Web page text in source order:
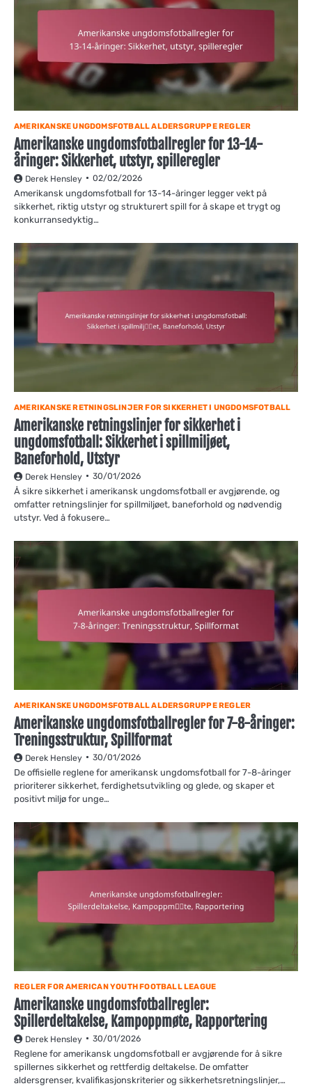
AMERIKANSKE UNGDOMSFOTBALL ALDERSGRUPPE REGLER
Amerikanske ungdomsfotballregler for 13-14-
åringer: Sikkerhet, utstyr, spilleregler
Derek Hensley 02/02/2026
Amerikansk ungdomsfotball for 13-14-åringer legger vekt på
sikkerhet, riktig utstyr og strukturert spill for å skape et trygt og
konkurransedyktig…
AMERIKANSKE RETNINGSLINJER FOR SIKKERHET I UNGDOMSFOTBALL
Amerikanske retningslinjer for sikkerhet i
ungdomsfotball: Sikkerhet i spillmiljøet,
Baneforhold, Utstyr
Derek Hensley 30/01/2026
Å sikre sikkerhet i amerikansk ungdomsfotball er avgjørende, og
omfatter retningslinjer for spillmiljøet, baneforhold og nødvendig
utstyr. Ved å fokusere…
AMERIKANSKE UNGDOMSFOTBALL ALDERSGRUPPE REGLER
Amerikanske ungdomsfotballregler for 7-8-åringer:
Treningsstruktur, Spillformat
Derek Hensley 30/01/2026
De offisielle reglene for amerikansk ungdomsfotball for 7-8-åringer
prioriterer sikkerhet, ferdighetsutvikling og glede, og skaper et
positivt miljø for unge…
REGLER FOR AMERICAN YOUTH FOOTBALL LEAGUE
Amerikanske ungdomsfotballregler:
Spillerdeltakelse, Kampoppmøte, Rapportering
Derek Hensley 30/01/2026
Reglene for amerikansk ungdomsfotball er avgjørende for å sikre
spillernes sikkerhet og rettferdig deltakelse. De omfatter
aldersgrenser, kvalifikasjonskriterier og sikkerhetsretningslinjer,…